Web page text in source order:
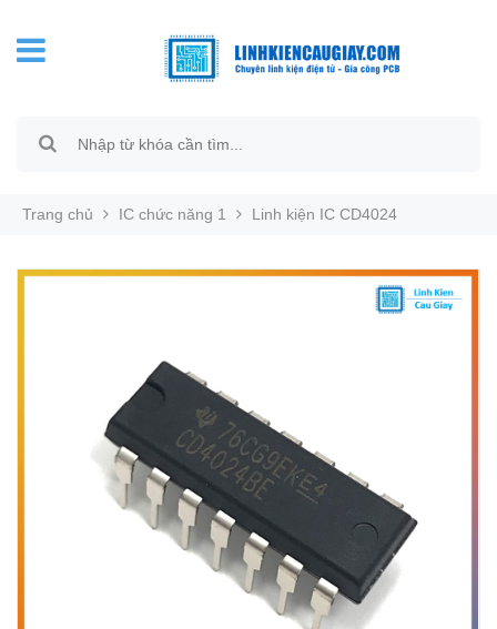
Trang chủ IC chức năng 1 Linh kiện IC CD4024